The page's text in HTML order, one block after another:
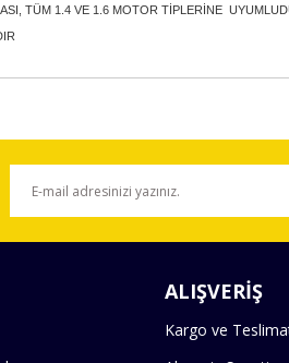
TÜM 1.4 VE 1.6 MOTOR TİPLERİNE
ederiz.
veya görüntülenemiyor.
daha pahalı.
olmalı.
ALIŞVERİŞ
Kargo ve